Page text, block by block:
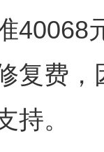
40068
复费
持。